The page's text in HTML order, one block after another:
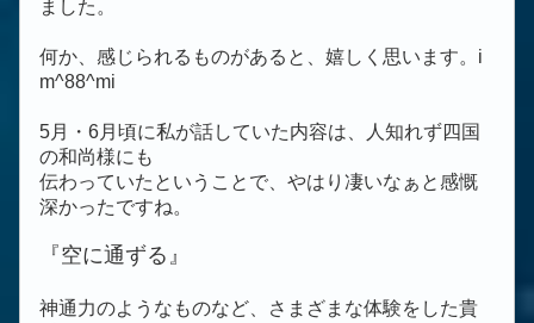
ました。
何か、感じられるものがあると、嬉しく思います。i
m^88^mi
5月・6月頃に私が話していた内容は、人知れず四国
の和尚様にも
伝わっていたということで、やはり凄いなぁと感慨
深かったですね。
『空に通ずる』
神通力のようなものなど、さまざまな体験をした貴